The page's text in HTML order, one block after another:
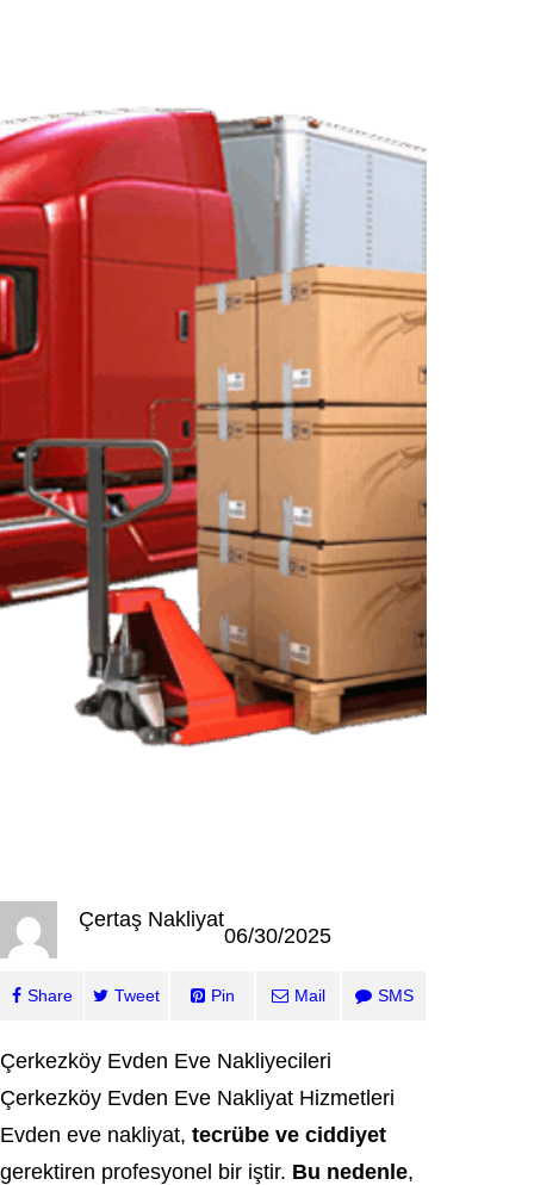
Çertaş Nakliyat
06/30/2025
Share Tweet Pin Mail SMS
Çerkezköy Evden Eve Nakliyecileri
Çerkezköy Evden Eve Nakliyat Hizmetleri
Evden eve nakliyat, tecrübe ve ciddiyet
gerektiren profesyonel bir iştir. Bu nedenle,